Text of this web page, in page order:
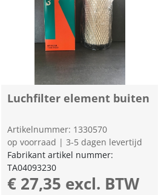
Luchfilter element buiten
Artikelnummer: 1330570
op voorraad | 3-5 dagen levertijd
Fabrikant artikel nummer:
TA04093230
€ 27,35 excl. BTW